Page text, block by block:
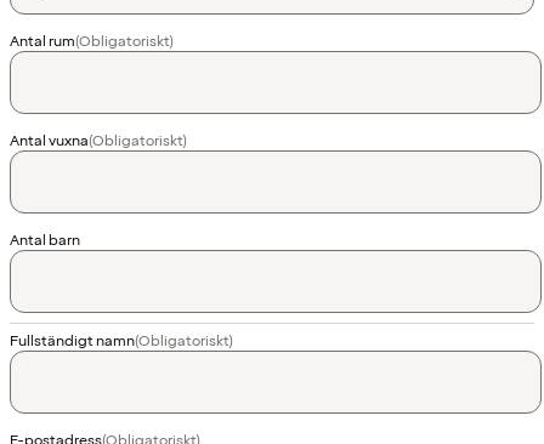
Antal rum(Obligatoriskt)
Antal vuxna(Obligatoriskt)
Antal barn
Fullständigt namn(Obligatoriskt)